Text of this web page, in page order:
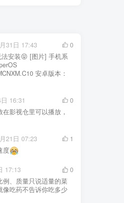
31日 17:43
0
安装😝 [图片] 手机系
安卓版本：
16:31
0
影视仓里可以播放，
21日 07:23
1
度
17:13
0
例、质量只说适量的菜
像吃药不告诉你吃多少